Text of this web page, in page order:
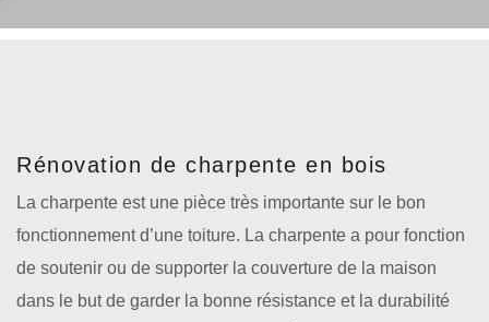
Rénovation de charpente en bois
La charpente est une pièce très importante sur le bon
fonctionnement d’une toiture. La charpente a pour fonction
de soutenir ou de supporter la couverture de la maison
dans le but de garder la bonne résistance et la durabilité